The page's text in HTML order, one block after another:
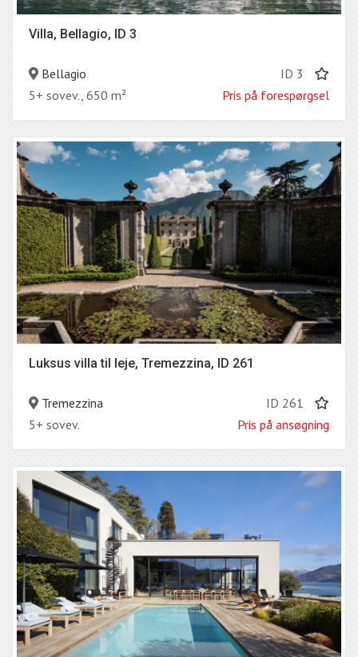
Villa, Bellagio, ID 3
Bellagio
ID 3
5+ sovev., 650 m²
Pris på forespørgsel
Luksus villa til leje, Tremezzina, ID 261
Tremezzina
ID 261
5+ sovev.
Pris på ansøgning